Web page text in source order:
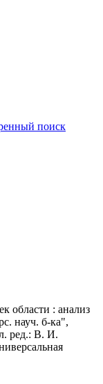
поиск
области : анализ
науч. б-ка",
ред.: В. И.